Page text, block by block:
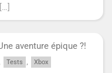
[…]
aventure épique ?!
Tests , Xbox